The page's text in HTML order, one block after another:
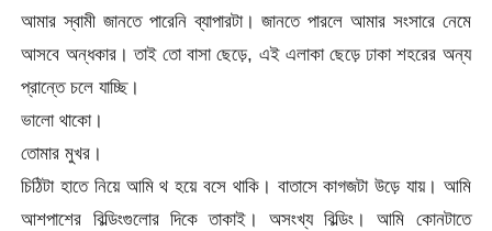
আমার স্বামী জানতে পারেনি ব্যাপারটা। জানতে পারলে আমার সংসারে নেমে
আসবে অন্ধকার। তাই তো বাসা ছেড়ে, এই এলাকা ছেড়ে ঢাকা শহরের অন্য
প্রান্তে চলে যাচ্ছি।
ভালো থাকো।
তোমার মুখর।
চিঠিটা হাতে নিয়ে আমি থ হয়ে বসে থাকি। বাতাসে কাগজটা উড়ে যায়। আমি
আশপাশের বিল্ডিংগুলোর দিকে তাকাই। অসংখ্য বিল্ডিং। আমি কোনটাতে